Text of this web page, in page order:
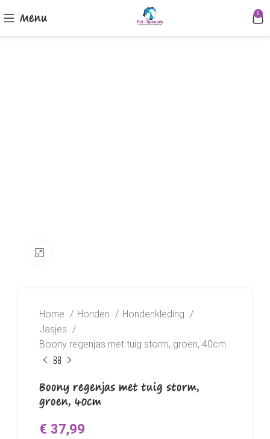
Menu 0
Home Honden
Hondenkleding
Jasjes
Boony regenjas met tuig storm, groen, 40cm
Boony regenjas met tuig storm,
groen, 40cm
€ 37,99